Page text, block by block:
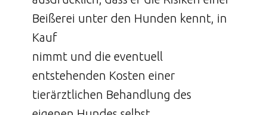
Beißerei unter den Hunden kennt, in
Kauf
nimmt und die eventuell
entstehenden Kosten einer
tierärztlichen Behandlung des